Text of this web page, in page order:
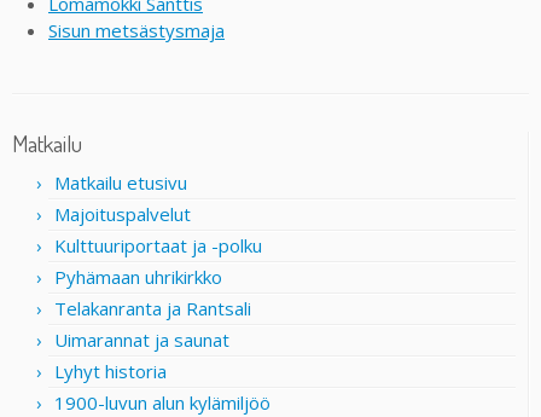
Sisun metsästysmaja
Matkailu
Matkailu etusivu
Majoituspalvelut
Kulttuuriportaat ja -polku
Pyhämaan uhrikirkko
Telakanranta ja Rantsali
Uimarannat ja saunat
Lyhyt historia
1900-luvun alun kylämiljöö